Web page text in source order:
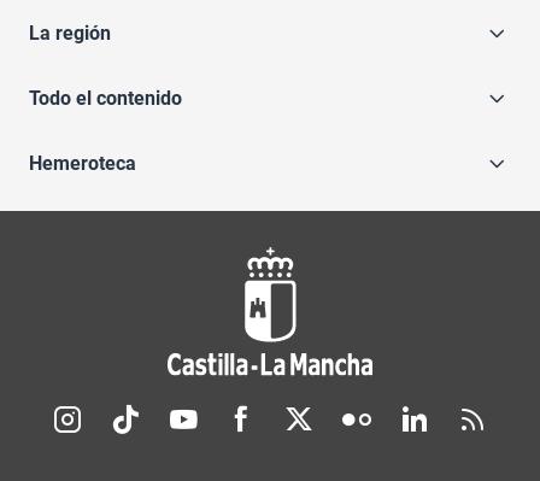
La región
Todo el contenido
Hemeroteca
Redes sociales JCCM